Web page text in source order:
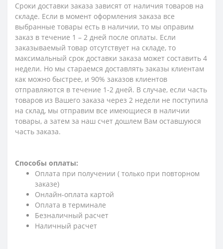
Сроки доставки заказа зависят от наличия товаров на
складе. Если в момент оформления заказа все
выбранные товары есть в наличии, то мы оправим
заказ в течение 1 – 2 дней после оплаты. Если
заказываемый товар отсутствует на складе, то
максимальный срок доставки заказа может составить 4
недели. Но мы стараемся доставлять заказы клиентам
как можно быстрее, и 90% заказов клиентов
отправляются в течение 1-2 дней. В случае, если часть
товаров из Вашего заказа через 2 недели не поступила
на склад, мы отправим все имеющиеся в наличии
товары, а затем за наш счет дошлем Вам оставшуюся
часть заказа.
Способы оплаты:
Оплата при получении ( только при повторном
заказе)
Онлайн-оплата картой
Оплата в терминале
Безналичный расчет
Наличный расчет